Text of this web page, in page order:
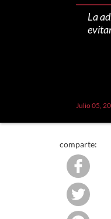
La
Julio 05,
comparte: